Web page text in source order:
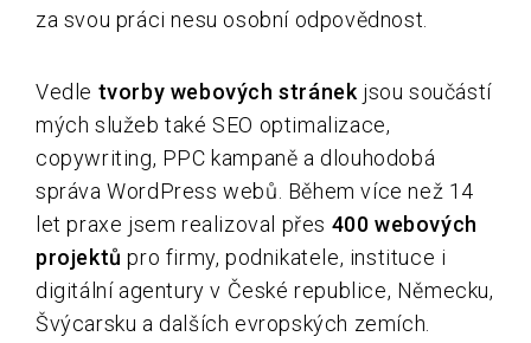
za svou práci nesu osobní odpovědnost.
Vedle tvorby webových stránek jsou součástí
mých služeb také SEO optimalizace,
copywriting, PPC kampaně a dlouhodobá
správa WordPress webů. Během více než 14
let praxe jsem realizoval přes 400 webových
projektů pro firmy, podnikatele, instituce i
digitální agentury v České republice, Německu,
Švýcarsku a dalších evropských zemích.